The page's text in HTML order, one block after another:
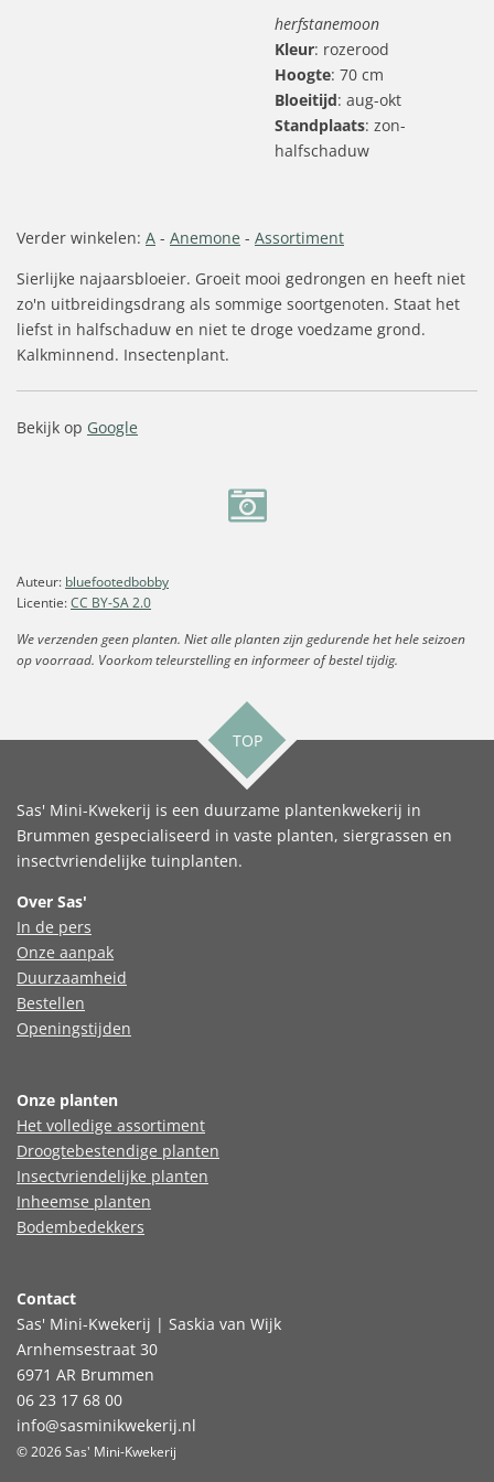
herfstanemoon
Kleur: rozerood
Hoogte: 70 cm
Bloeitijd: aug-okt
Standplaats: zon-
halfschaduw
Verder winkelen: A - Anemone - Assortiment
Sierlijke najaarsbloeier. Groeit mooi gedrongen en heeft niet
zo'n uitbreidingsdrang als sommige soortgenoten. Staat het
liefst in halfschaduw en niet te droge voedzame grond.
Kalkminnend. Insectenplant.
Bekijk op Google
Auteur: bluefootedbobby
Licentie: CC BY-SA 2.0
We verzenden geen planten. Niet alle planten zijn gedurende het hele seizoen
op voorraad. Voorkom teleurstelling en informeer of bestel tijdig.
TOP
Sas' Mini-Kwekerij is een duurzame plantenkwekerij in
Brummen gespecialiseerd in vaste planten, siergrassen en
insectvriendelijke tuinplanten.
Over Sas'
In de pers
Onze aanpak
Duurzaamheid
Bestellen
Openingstijden
Onze planten
Het volledige assortiment
Droogtebestendige planten
Insectvriendelijke planten
Inheemse planten
Bodembedekkers
Contact
Sas' Mini-Kwekerij | Saskia van Wijk
Arnhemsestraat 30
6971 AR Brummen
06 23 17 68 00
info@sasminikwekerij.nl
© 2026 Sas' Mini-Kwekerij